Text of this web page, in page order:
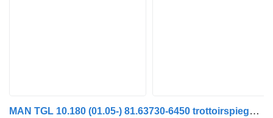
MAN TGL 10.180 (01.05-) 81.63730-6450 trottoirspiegel voor MAN TGL, TGM, TGS, TGX (2005-2021) trekker